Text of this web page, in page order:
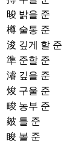
晙 밝을 준
樽 술통 준
浚 깊게 할 준
準 준할 준
濬 깊을 준
焌 구울 준
畯 농부 준
皴 틀 준
睃 볼 준